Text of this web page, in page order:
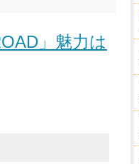
」魅力は